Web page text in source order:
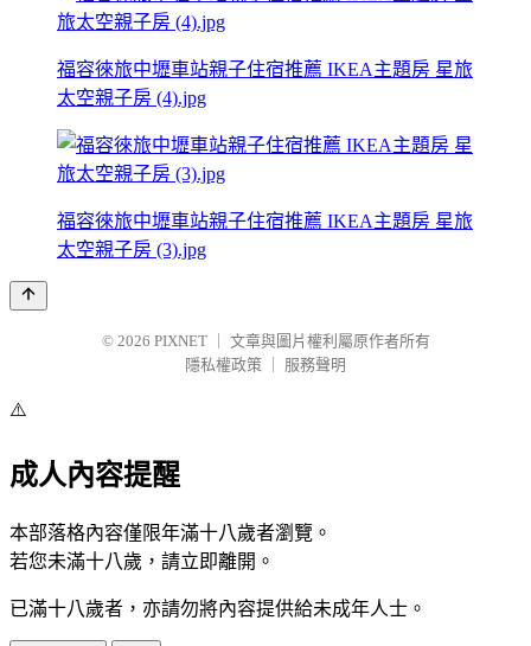
福容徠旅中壢車站親子住宿推薦 IKEA主題房 星旅
太空親子房 (4).jpg
福容徠旅中壢車站親子住宿推薦 IKEA主題房 星旅
太空親子房 (3).jpg
© 2026 PIXNET
文章與圖片權利屬原作者所有
隱私權政策
服務聲明
⚠️
成人內容提醒
本部落格內容僅限年滿十八歲者瀏覽。
若您未滿十八歲，請立即離開。
已滿十八歲者，亦請勿將內容提供給未成年人士。